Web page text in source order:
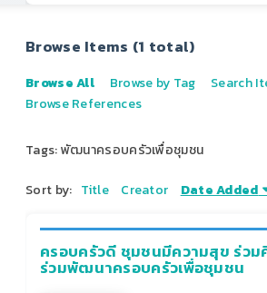
Browse Items (1 total)
Browse All Browse by Tag
Search
Browse References
Tags: พัฒนาครอบครัวเพื่อชุมชน
Sort by: Title Creator Date Added
ครอบครัวดี ชุมชนมีความสุข ร่ว
ร่วมพัฒนาครอบครัวเพื่อชุมชน